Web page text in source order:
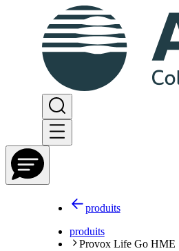
produits
produits
Provox Life Go HME